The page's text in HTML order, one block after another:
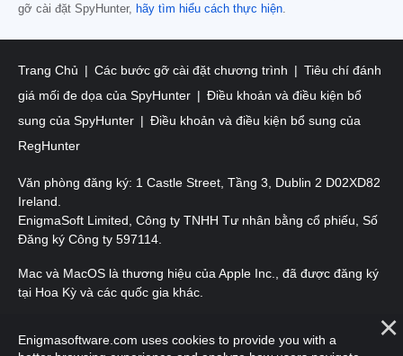
gỡ cài đặt SpyHunter, hãy tìm hiểu cách thực hiện.
Trang Chủ Các bước gỡ cài đặt chương trình
Tiêu chí đánh
giá mối đe dọa của SpyHunter
Điều khoản và điều kiện bổ
sung của SpyHunter
Điều khoản và điều kiện bổ sung của
RegHunter
Văn phòng đăng ký: 1 Castle Street, Tầng 3, Dublin 2 D02XD82
Ireland.
EnigmaSoft Limited, Công ty TNHH Tư nhân bằng cổ phiếu, Số
Đăng ký Công ty 597114.
Mac và MacOS là thương hiệu của Apple Inc., đã được đăng ký
tại Hoa Kỳ và các quốc gia khác.
lưu.
Enigmasoftware.com uses cookies to provide you with a